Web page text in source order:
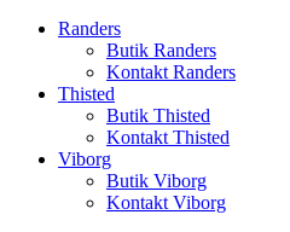
Randers
Butik Randers
Kontakt Randers
Thisted
Butik Thisted
Kontakt Thisted
Viborg
Butik Viborg
Kontakt Viborg